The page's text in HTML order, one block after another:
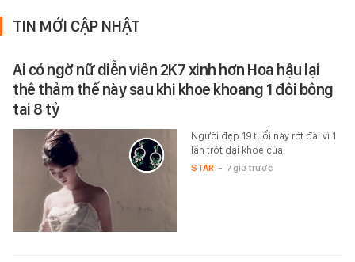
TIN MỚI CẬP NHẬT
Ai có ngờ nữ diễn viên 2K7 xinh hơn Hoa hậu lại
thê thảm thế này sau khi khoe khoang 1 đôi bông
tai 8 tỷ
Người đẹp 19 tuổi này rớt đài vì 1
lần trót dại khoe của.
STAR - 7 giờ trước